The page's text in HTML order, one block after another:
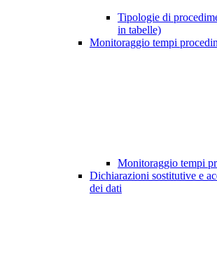
Tipologie di
in tabelle)
Monitoraggio tempi
Monitoraggio tempi
Dichiarazioni sostitutive e
dei dati